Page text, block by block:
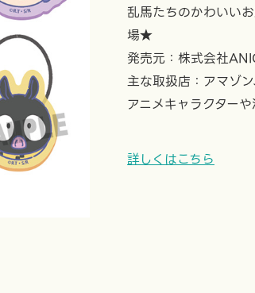
乱馬たちのかわいい
場★
発売元：株式会社
主な取扱店：アマゾ
アニメキャラクター
詳しくはこちら